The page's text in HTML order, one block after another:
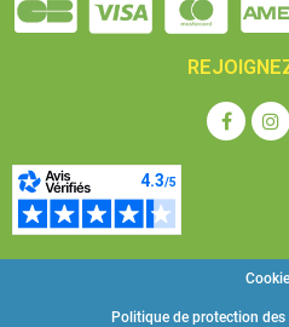
Politique de protection